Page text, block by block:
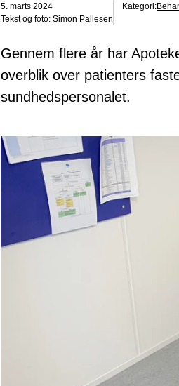
5. marts 2024
Tekst og foto: Simon Pallesen
Kategori:
Gennem flere år har
overblik over patienters
sundhedspersonalet.